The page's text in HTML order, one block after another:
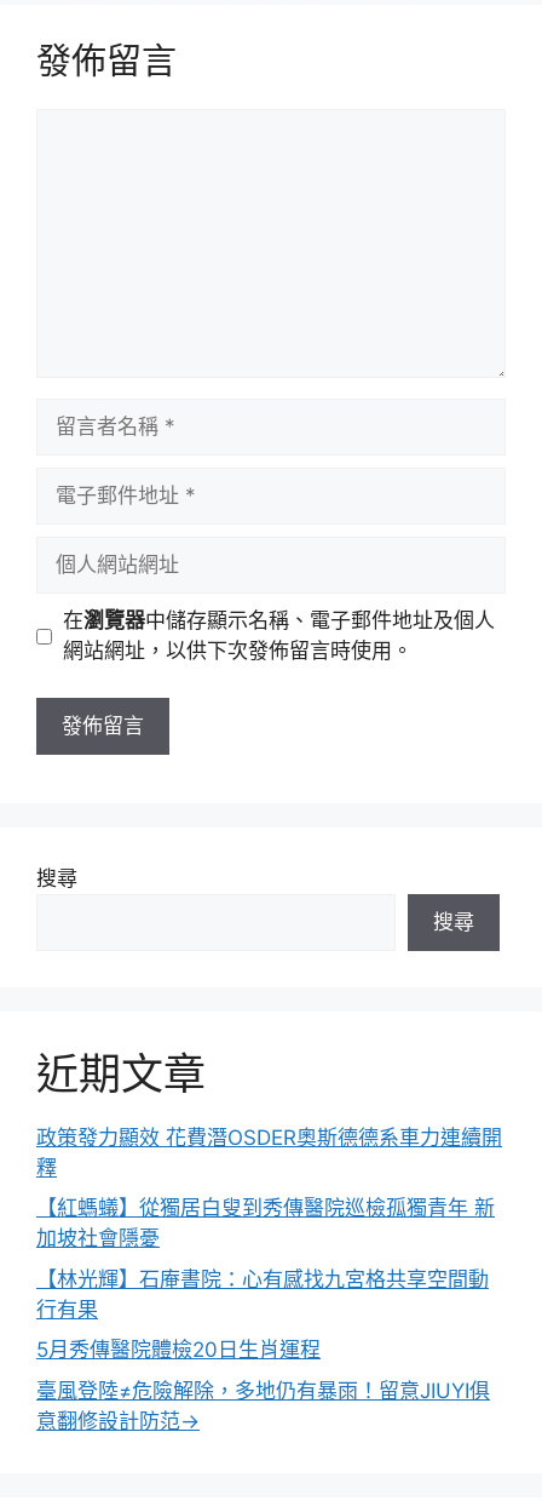
發佈留言
址
站
址
在瀏覽器中儲存顯示名稱、電子郵件地址及個人
網站網址，以供下次發佈留言時使用。
搜尋
搜尋
近期文章
政策發力顯效 花費潛OSDER奧斯德德系車力連續開
釋
【紅螞蟻】從獨居白叟到秀傳醫院巡檢孤獨青年 新
加坡社會隱憂
【林光輝】石庵書院：心有感找九宮格共享空間動
行有果
5月秀傳醫院體檢20日生肖運程
臺風登陸≠危險解除，多地仍有暴雨！留意JIUYI俱
意翻修設計防范→